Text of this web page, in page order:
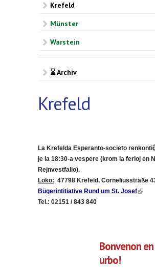
Krefeld
Münster
Warstein
⌛ Archiv
Krefeld
La Krefelda Esperanto-societo
je la 18:30-a vespere (krom la ferioj en
Rejnvestfalio).
Loko: 47798 Krefeld, Corneliusstraße
Bügerintitiative Rund um St. Josef(link
Tel.: 02151 / 843 840
Bonvenon
urbo!